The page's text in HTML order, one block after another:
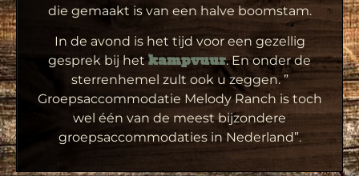
die gemaakt is van een halve boomstam.
In de avond is het tijd voor een gezellig
gesprek bij hetkampvuur. En onder de
sterrenhemel zult ook u zeggen. ”
Groepsaccommodatie Melody Ranch is toch
wel één van de meest bijzondere
groepsaccommodaties in Nederland”.